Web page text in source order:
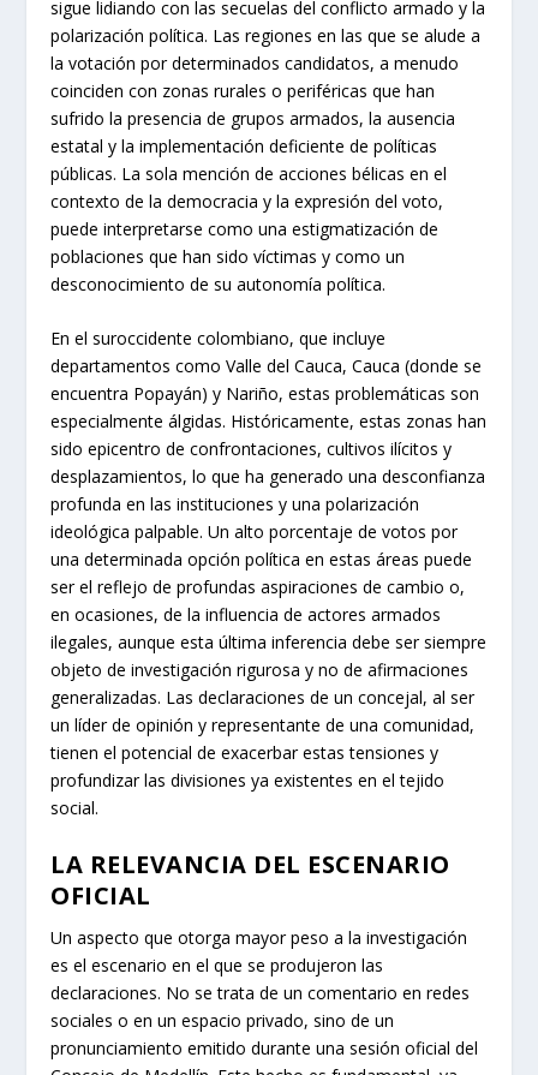
sigue lidiando con las secuelas del conflicto armado y la
polarización política. Las regiones en las que se alude a
la votación por determinados candidatos, a menudo
coinciden con zonas rurales o periféricas que han
sufrido la presencia de grupos armados, la ausencia
estatal y la implementación deficiente de políticas
públicas. La sola mención de acciones bélicas en el
contexto de la democracia y la expresión del voto,
puede interpretarse como una estigmatización de
poblaciones que han sido víctimas y como un
desconocimiento de su autonomía política.
En el suroccidente colombiano, que incluye
departamentos como Valle del Cauca, Cauca (donde se
encuentra Popayán) y Nariño, estas problemáticas son
especialmente álgidas. Históricamente, estas zonas han
sido epicentro de confrontaciones, cultivos ilícitos y
desplazamientos, lo que ha generado una desconfianza
profunda en las instituciones y una polarización
ideológica palpable. Un alto porcentaje de votos por
una determinada opción política en estas áreas puede
ser el reflejo de profundas aspiraciones de cambio o,
en ocasiones, de la influencia de actores armados
ilegales, aunque esta última inferencia debe ser siempre
objeto de investigación rigurosa y no de afirmaciones
generalizadas. Las declaraciones de un concejal, al ser
un líder de opinión y representante de una comunidad,
tienen el potencial de exacerbar estas tensiones y
profundizar las divisiones ya existentes en el tejido
social.
LA RELEVANCIA DEL ESCENARIO
OFICIAL
Un aspecto que otorga mayor peso a la investigación
es el escenario en el que se produjeron las
declaraciones. No se trata de un comentario en redes
sociales o en un espacio privado, sino de un
pronunciamiento emitido durante una sesión oficial del